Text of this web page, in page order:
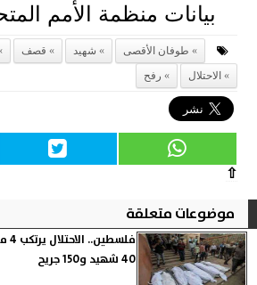
بيانات منظمة الأمم
طوفان الأقصى شهيد قصف
الاحتلال
رفح
⇧
موضوعات متعلقة
40 شهيد و150 جريح